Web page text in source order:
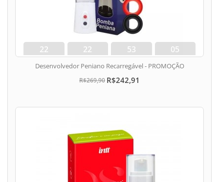
22
dias
22
hora
53
min
04
seg
Desenvolvedor Peniano Recarregável - PROMOÇÃO
R$269,90 R$242,91